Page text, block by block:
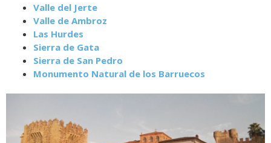
Valle del Jerte
Valle de Ambroz
Las Hurdes
Sierra de Gata
Sierra de San Pedro
Monumento Natural de los Barruecos